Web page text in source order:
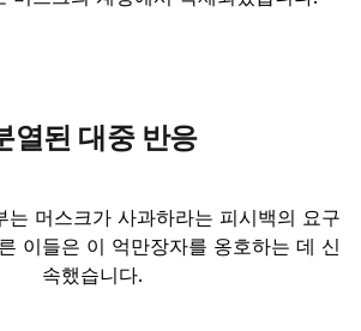
열된 대중 반응
는 머스크가 사과하라는 피시백의 요구
이들은 이 억만장자를 옹호하는 데 신
속했습니다.